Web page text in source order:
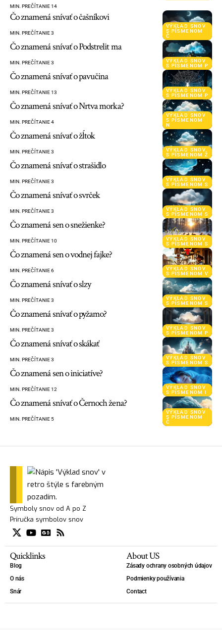
MIN. PREČÍTANIE 14
VÝKLAD SNOV
S PÍSMENOM
Č
Čo znamená snívať o čašníkovi
MIN. PREČÍTANIE 3
VÝKLAD SNOV
S PÍSMENOM P
Čo znamená snívať o Podstrelit ma
MIN. PREČÍTANIE 3
VÝKLAD SNOV
S PÍSMENOM P
Čo znamená snívať o pavučina
MIN. PREČÍTANIE 13
VÝKLAD SNOV
S PÍSMENOM
N
Čo znamená snívať o Nrtva morka?
MIN. PREČÍTANIE 4
VÝKLAD SNOV
S PÍSMENOM Ž
Čo znamená snívať o žĺtok
MIN. PREČÍTANIE 3
VÝKLAD SNOV
S PÍSMENOM S
Čo znamená snívať o strašidlo
MIN. PREČÍTANIE 3
VÝKLAD SNOV
S PÍSMENOM S
Čo znamená snívať o svrček
MIN. PREČÍTANIE 3
VÝKLAD SNOV
S PÍSMENOM S
Čo znamená sen o snežienke?
MIN. PREČÍTANIE 10
VÝKLAD SNOV
S PÍSMENOM V
Čo znamená sen o vodnej fajke?
MIN. PREČÍTANIE 6
VÝKLAD SNOV
S PÍSMENOM S
Čo znamená snívať o slzy
MIN. PREČÍTANIE 3
VÝKLAD SNOV
S PÍSMENOM P
Čo znamená snívať o pyžamo?
MIN. PREČÍTANIE 3
VÝKLAD SNOV
S PÍSMENOM S
Čo znamená snívať o skákať
MIN. PREČÍTANIE 3
VÝKLAD SNOV
S PÍSMENOM I
Čo znamená sen o iniciatíve?
MIN. PREČÍTANIE 12
VÝKLAD SNOV
S PÍSMENOM
Č
Čo znamená snívať o Černoch žena?
MIN. PREČÍTANIE 5
Symboly snov od A po Z
Príručka symbolov snov
Quicklinks
Blog
O nás
Snár
About US
Zásady ochrany osobných údajov
Podmienky používania
Contact